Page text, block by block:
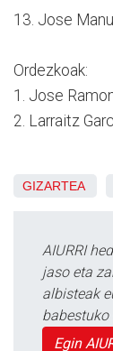
13. Jose
Ordezkoak:
1. Jose
2. Larraitz
GIZARTEA
AIURRI
jaso eta
albisteak
babestuko
Egin